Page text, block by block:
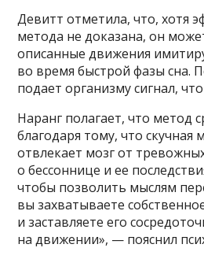
Девитт отметила, что, хотя
метода не доказана, он
описанные движения
во время быстрой фазы сна.
подает организму сигнал,
Наранг полагает, что метод
благодаря тому, что скучная
отвлекает мозг от
о бессоннице и ее
чтобы позволить мыслям
вы захватываете
и заставляете его
на движении», — пояснил